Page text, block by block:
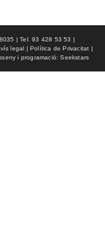
| Tel. 93 428 53 53 |
legal | Política de Privacitat |
i programació: Seekstars